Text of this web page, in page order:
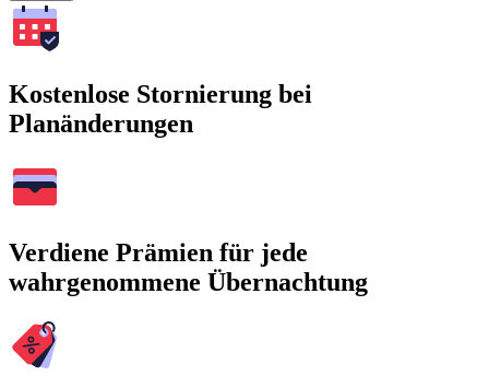
Kostenlose Stornierung bei
Planänderungen
Verdiene Prämien für jede
wahrgenommene Übernachtung